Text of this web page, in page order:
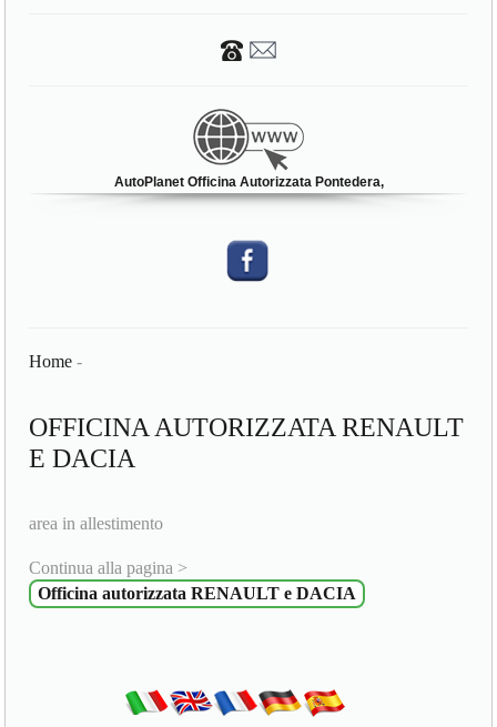
AutoPlanet Officina Autorizzata Pontedera,
Home -
OFFICINA AUTORIZZATA RENAULT
E DACIA
area in allestimento
Continua alla pagina >
Officina autorizzata RENAULT e DACIA